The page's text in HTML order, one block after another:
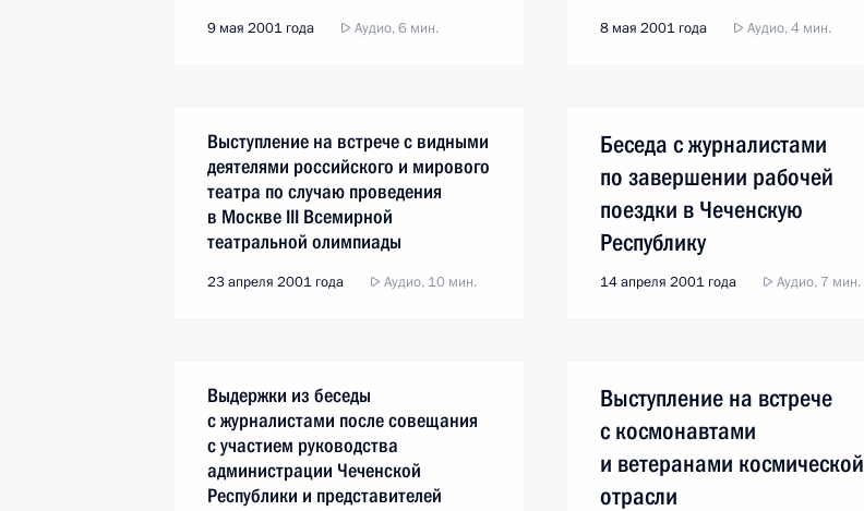
9 мая 2001 года Аудио, 6 мин.
на Северном Кавказе
8 мая 2001 года Аудио, 4 мин.
Выступление на встрече с видными
деятелями российского и мирового
театра по случаю проведения
в Москве III Всемирной
театральной олимпиады
23 апреля 2001 года Аудио, 10 мин.
Беседа с журналистами
по завершении рабочей
поездки в Чеченскую
Республику
14 апреля 2001 года Аудио, 7 мин.
Выдержки из беседы
с журналистами после совещания
с участием руководства
администрации Чеченской
Республики и представителей
Выступление на встрече
с космонавтами
и ветеранами космической
отрасли